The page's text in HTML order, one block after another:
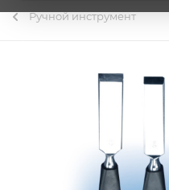
Ручной инструмент